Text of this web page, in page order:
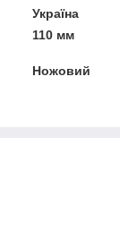
Україна
110 мм
Ножовий